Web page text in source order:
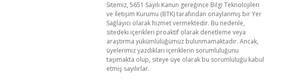
Sitemiz, 5651 Sayılı Kanun gereğince Bilgi Teknolojileri
ve İletişim Kurumu (BTK) tarafından onaylanmış bir Yer
Sağlayıcı olarak hizmet vermektedir. Bu nedenle,
sitedeki içerikleri proaktif olarak denetleme veya
araştırma yükümlülüğümüz bulunmamaktadır. Ancak,
üyelerimiz yazdıkları içeriklerin sorumluluğunu
taşımakta olup, siteye üye olarak bu sorumluluğu kabul
etmiş sayılırlar.